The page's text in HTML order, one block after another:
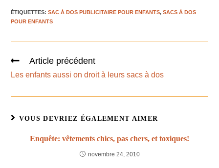
ÉTIQUETTES:SAC À DOS PUBLICITAIRE POUR ENFANTS, SACS À DOS
POUR ENFANTS
Article précédent
Les enfants aussi on droit à leurs sacs à dos
VOUS DEVRIEZ ÉGALEMENT AIMER
Enquête: vêtements chics, pas chers, et toxiques!
novembre 24, 2010